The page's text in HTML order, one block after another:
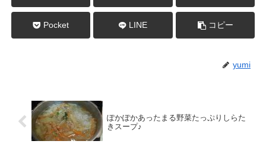
Pocket LINE コピー
yumi
ぽかぽかあったまる野菜たっぷりしらた
きスープ♪